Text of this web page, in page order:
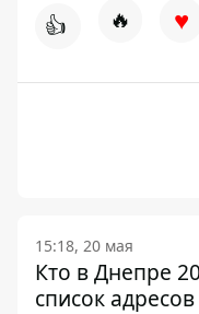
👍 🔥 ♥
15:18, 20 мая
Кто в Днепре
список адресов